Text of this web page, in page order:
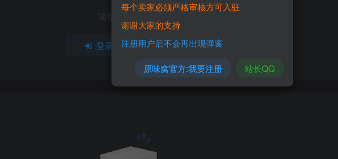
请登录后发表评论
登录 注册
每个卖家必须严格审核方可入驻
谢谢大家的支持
注册用户后不会再出现弹窗
原味窝官方:我要注册 站长QQ